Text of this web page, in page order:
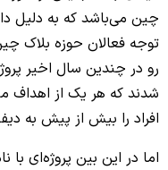
چین می‌باشد که به دلیل
توجه فعالان حوزه بلاک
رو در چندین سال اخیر
شدند که هر یک از اهداف
افراد را بیش از پیش به